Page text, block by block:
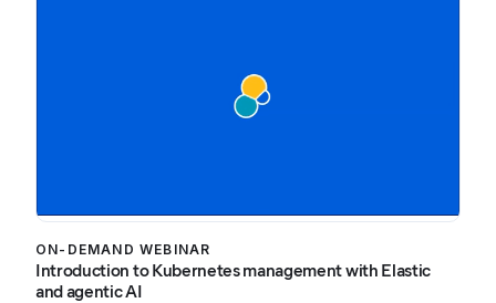
ON-DEMAND WEBINAR
Introduction to Kubernetes management with Elastic
and agentic AI